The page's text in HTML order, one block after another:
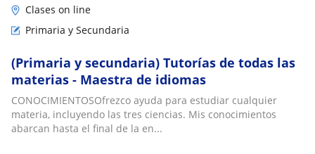
Clases on line
Primaria y Secundaria
(Primaria y secundaria) Tutorías de todas las
materias - Maestra de idiomas
CONOCIMIENTOSOfrezco ayuda para estudiar cualquier
materia, incluyendo las tres ciencias. Mis conocimientos
abarcan hasta el final de la en...